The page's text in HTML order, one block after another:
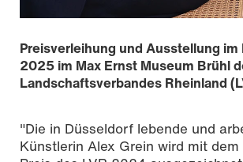
Preisverleihung und Ausstellung im
2025 im Max Ernst Museum Brühl
Landschaftsverbandes Rheinland
"Die in Düsseldorf lebende und
Künstlerin Alex Grein wird mit